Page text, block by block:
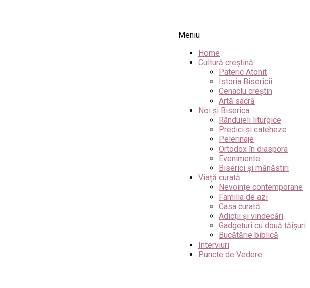
Meniu
Home
Cultură creștină
Pateric Atonit
Istoria Bisericii
Cenaclu creștin
Artă sacră
Noi și Biserica
Rânduieli liturgice
Predici și cateheze
Pelerinaje
Ortodox în diaspora
Evenimente
Biserici și mănăstiri
Viață curată
Nevoințe contemporane
Familia de azi
Casa curată
Adicții și vindecări
Gadgeturi cu două tăișuri
Bucătărie biblică
Interviuri
Puncte de Vedere